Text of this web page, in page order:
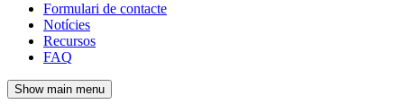
Navegació
principal
de
Formulari de contacte
Notícies
Recursos
FAQ
Show main menu